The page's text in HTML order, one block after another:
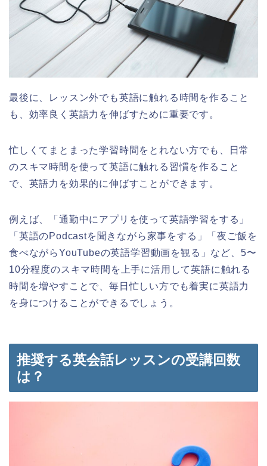
最後に、レッスン外でも英語に触れる時間を作ること
も、効率良く英語力を伸ばすために重要です。
忙しくてまとまった学習時間をとれない方でも、日常
のスキマ時間を使って英語に触れる習慣を作ること
で、英語力を効果的に伸ばすことができます。
例えば、「通勤中にアプリを使って英語学習をする」
「英語のPodcastを聞きながら家事をする」「夜ご飯を
食べながらYouTubeの英語学習動画を観る」など、5〜
10分程度のスキマ時間を上手に活用して英語に触れる
時間を増やすことで、毎日忙しい方でも着実に英語力
を身につけることができるでしょう。
推奨する英会話レッスンの受講回数
は？